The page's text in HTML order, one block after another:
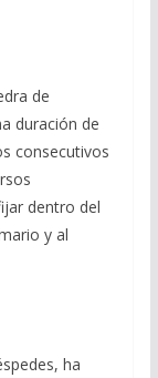
de
duración de
consecutivos
dentro del
y al
ha